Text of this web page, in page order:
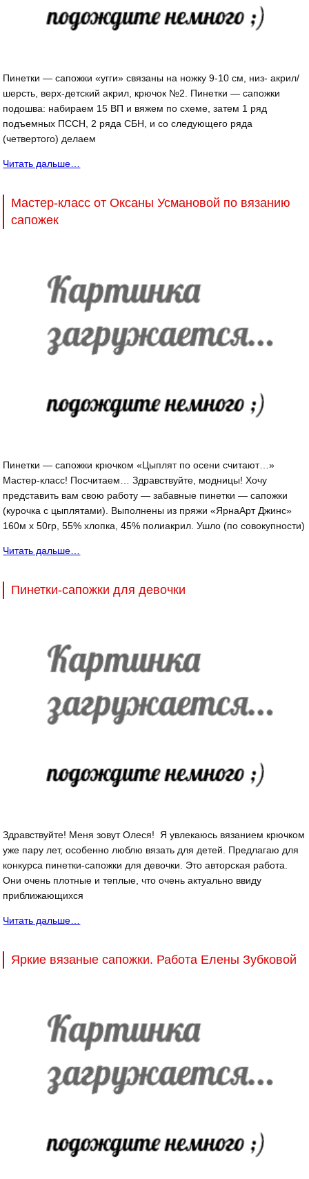
Пинетки — сапожки «угги» связаны на ножку 9-10 см, низ- акрил/
шерсть, верх-детский акрил, крючок №2. Пинетки — сапожки
подошва: набираем 15 ВП и вяжем по схеме, затем 1 ряд
подъемных ПССН, 2 ряда СБН, и со следующего ряда
(четвертого) делаем
Читать дальше…
Мастер-класс от Оксаны Усмановой по вязанию
сапожек
Пинетки — сапожки крючком «Цыплят по осени считают…»
Мастер-класс! Посчитаем… Здравствуйте, модницы! Хочу
представить вам свою работу — забавные пинетки — сапожки
(курочка с цыплятами). Выполнены из пряжи «ЯрнаАрт Джинс»
160м х 50гр, 55% хлопка, 45% полиакрил. Ушло (по совокупности)
Читать дальше…
Пинетки-сапожки для девочки
Здравствуйте! Меня зовут Олеся! Я увлекаюсь вязанием крючком
уже пару лет, особенно люблю вязать для детей. Предлагаю для
конкурса пинетки-сапожки для девочки. Это авторская работа.
Они очень плотные и теплые, что очень актуально ввиду
приближающихся
Читать дальше…
Яркие вязаные сапожки. Работа Елены Зубковой